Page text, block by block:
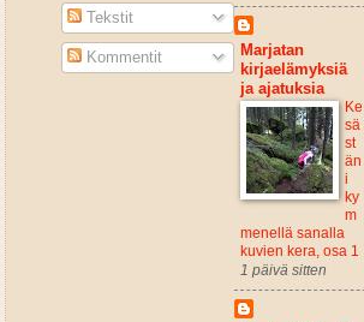
Tekstit
Kommentit
Marjatan
kirjaelämyksiä
ja ajatuksia
Ke
sä
st
än
i
ky
m
menellä sanalla
kuvien kera, osa 1
1 päivä sitten